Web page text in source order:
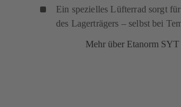
Ein spezielles Lüfterrad sorgt
des Lagerträgers – selbst bei
Mehr über Etanorm SYT